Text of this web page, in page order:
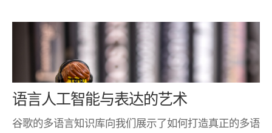
语言人工智能与表达的艺术
谷歌的多语言知识库向我们展示了如何打造真正的多语